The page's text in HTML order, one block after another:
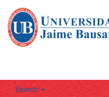
Search